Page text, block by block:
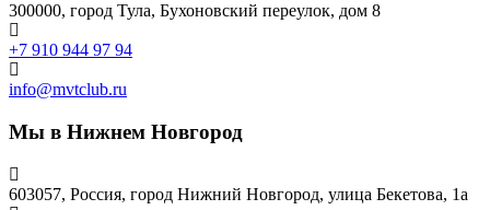
300000, город Тула, Бухоновский переулок, дом 8
+7 910 944 97 94
info@mvtclub.ru
Мы в Нижнем Новгород
603057, Россия, город Нижний Новгород, улица Бекетова, 1а